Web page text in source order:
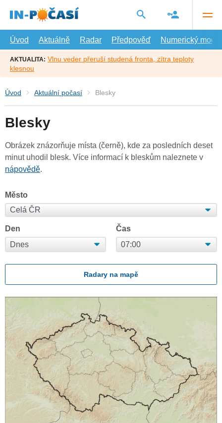
hlavní
Úvod
Aktuálně Radar Předpověď Numerický model
AKTUALITA: Vlnu veder přeruší studená fronta, zítra teploty
klesnou
Úvod Aktuální počasí Blesky
Blesky
Obrázek znázorňuje místa (černě), kde za posledních deset
minut uhodil blesk. Více informací k bleskům naleznete v
nápovědě.
Město
Den Čas
Radary na mapě